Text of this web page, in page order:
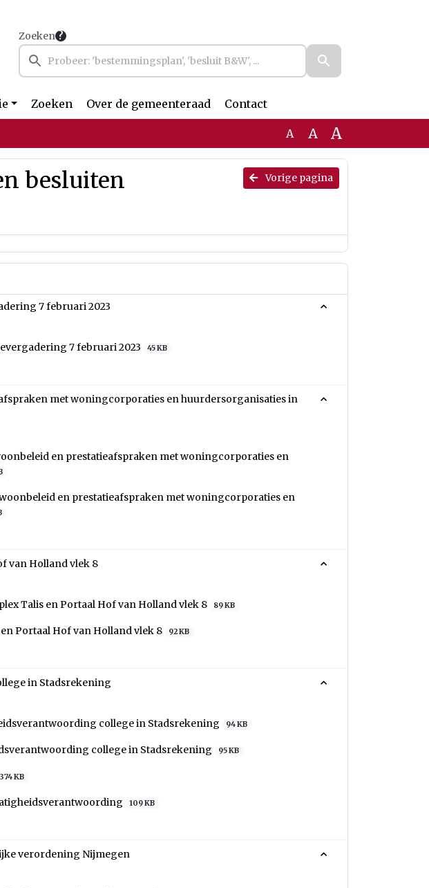
Zoeken
Zoeken Over de gemeenteraad Contact
A A A
Vorige pagina
besluiten
7 februari 2023
7 februari 2023
45 KB
met woningcorporaties en huurdersorganisaties in
en prestatieafspraken met woningcorporaties en
en prestatieafspraken met woningcorporaties en
van Holland vlek 8
Talis en Portaal Hof van Holland vlek 8
89 KB
Portaal Hof van Holland vlek 8 92 KB
in Stadsrekening
college in Stadsrekening
94 KB
college in Stadsrekening 95 KB
374 KB
109 KB
verordening Nijmegen